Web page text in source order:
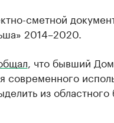
сметной
2014–2020.
, что бывший
современного
из